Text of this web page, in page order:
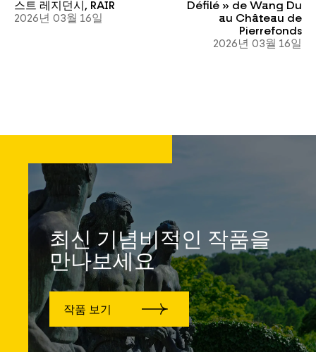
스트 레지던시, RAIR
2026년 03월 16일
Défilé » de Wang Du
au Château de
Pierrefonds
2026년 03월 16일
최신 기념비적인 작품을
만나보세요
작품 보기